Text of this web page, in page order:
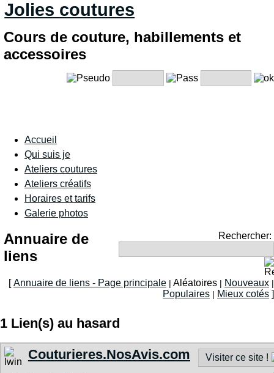
Jolies coutures
Cours de couture, habillements et
accessoires
Accueil
Qui suis je
Ateliers coutures
Ateliers créatifs
Horaires et tarifs
Galerie photos
Annuaire de
liens
Rechercher:
[Annuaire de liens - Page principale | Aléatoires | Nouveaux |
Populaires | Mieux cotés ]
1 Lien(s) au hasard
Couturieres.NosAvis.com Visiter ce site !